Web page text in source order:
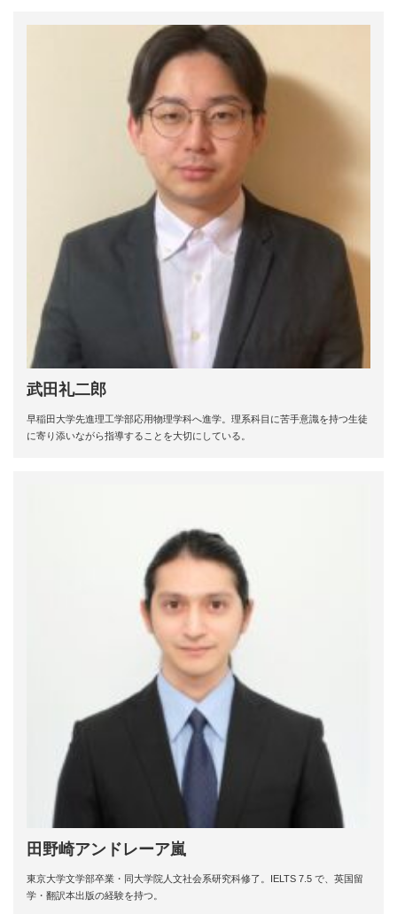
武田礼二郎
早稲田大学先進理工学部応用物理学科へ進学。理系科目に苦手意識を持つ生徒
に寄り添いながら指導することを大切にしている。
田野崎アンドレーア嵐
東京大学文学部卒業・同大学院人文社会系研究科修了。IELTS 7.5 で、英国留
学・翻訳本出版の経験を持つ。